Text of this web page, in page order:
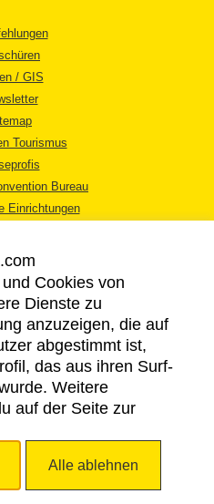
/ GIS
Tourismus
Bureau
Einrichtungen
HINWEIS
Cookies von
Dienste zu
anzuzeigen, die auf
abgestimmt ist,
das aus ihren Surf-
Weitere
auf der Seite zur
Alle ablehnen